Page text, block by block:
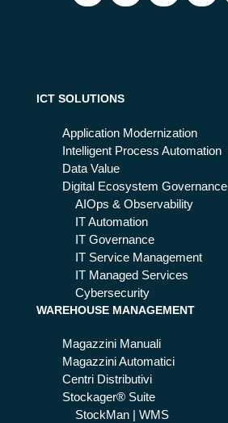
ICT SOLUTIONS
Application Modernization
Intelligent Process Automation
Data Value
Digital Ecosystem Governance
AIOps & Observability
IT Automation
IT Governance
IT Service Management
IT Managed Services
Cybersecurity
WAREHOUSE MANAGEMENT
Magazzini Manuali
Magazzini Automatici
Centri Distributivi
Stockager® Suite
StockMan | WMS